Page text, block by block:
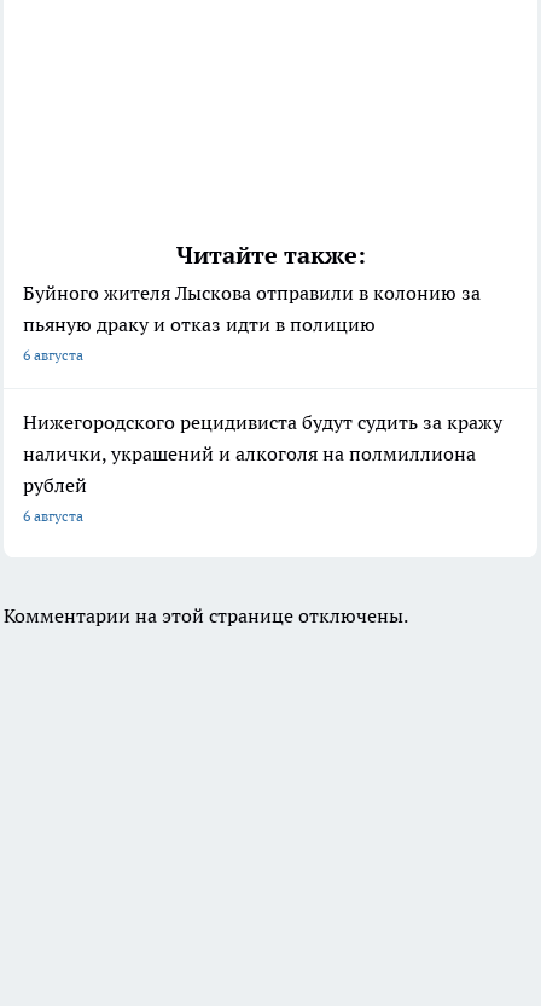
Читайте также:
Буйного жителя Лыскова отправили в колонию за
пьяную драку и отказ идти в полицию
6 августа
Нижегородского рецидивиста будут судить за кражу
налички, украшений и алкоголя на полмиллиона
рублей
6 августа
Комментарии на этой странице отключены.